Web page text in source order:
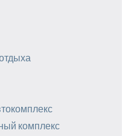
комплекс